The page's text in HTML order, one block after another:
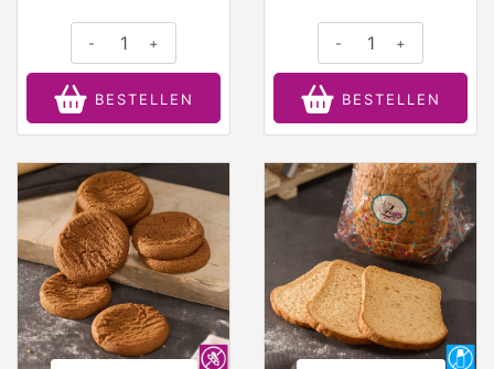
- +
BESTELLEN
- +
BESTELLEN